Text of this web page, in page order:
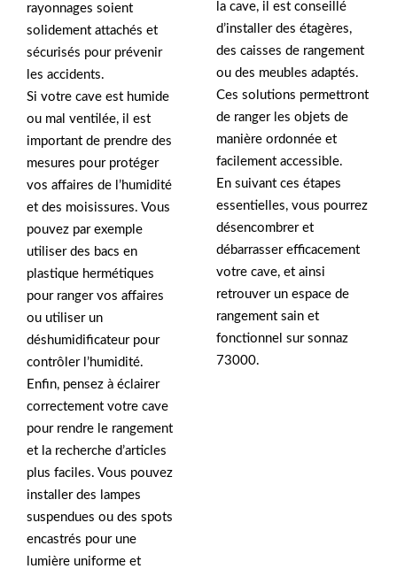
rayonnages soient
solidement attachés et
sécurisés pour prévenir
les accidents.
Si votre cave est humide
ou mal ventilée, il est
important de prendre des
mesures pour protéger
vos affaires de l’humidité
et des moisissures. Vous
pouvez par exemple
utiliser des bacs en
plastique hermétiques
pour ranger vos affaires
ou utiliser un
déshumidificateur pour
contrôler l’humidité.
Enfin, pensez à éclairer
correctement votre cave
pour rendre le rangement
et la recherche d’articles
plus faciles. Vous pouvez
installer des lampes
suspendues ou des spots
encastrés pour une
lumière uniforme et
la cave, il est conseillé
d’installer des étagères,
des caisses de rangement
ou des meubles adaptés.
Ces solutions permettront
de ranger les objets de
manière ordonnée et
facilement accessible.
En suivant ces étapes
essentielles, vous pourrez
désencombrer et
débarrasser efficacement
votre cave, et ainsi
retrouver un espace de
rangement sain et
fonctionnel sur sonnaz
73000.